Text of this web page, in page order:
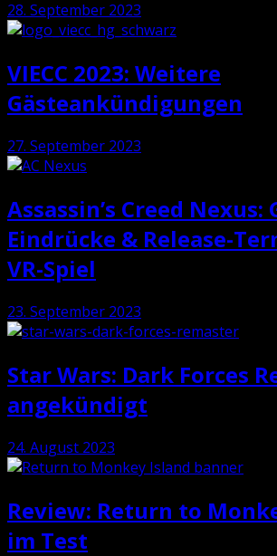
28. September 2023
VIECC 2023: Weitere
Gästeankündigungen
27. September 2023
Assassin’s Creed Nexus:
Eindrücke & Release-
VR-Spiel
23. September 2023
Star Wars: Dark Forces
angekündigt
24. August 2023
Review: Return to
im Test